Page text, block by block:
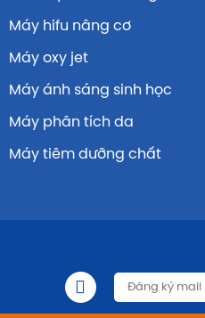
Máy hifu nâng cơ
Máy oxy jet
Máy ánh sáng sinh học
Máy phân tích da
Máy tiêm dưỡng chất